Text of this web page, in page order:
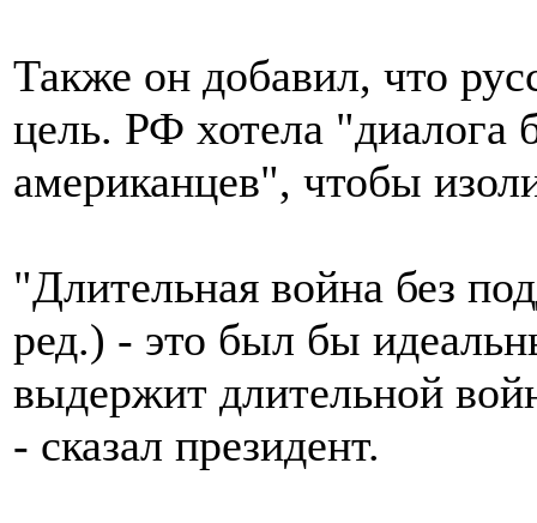
Также он добавил, что
цель. РФ хотела "диалога
американцев", чтобы
"Длительная война без
ред.) - это был бы
выдержит длительной
- сказал президент.